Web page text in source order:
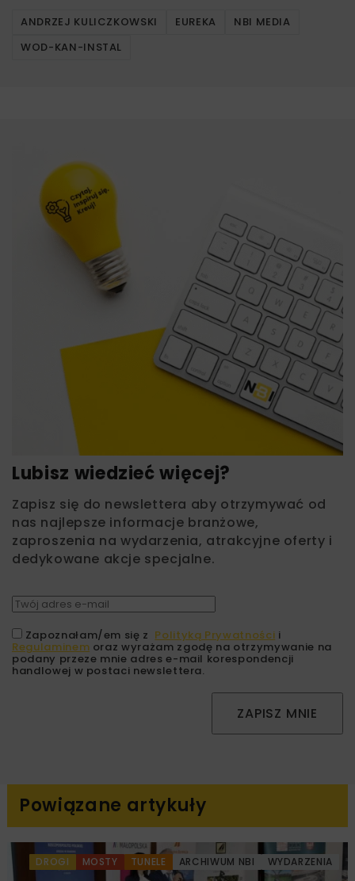
ANDRZEJ KULICZKOWSKI EUREKA
NBI MEDIA
WOD-KAN-INSTAL
Lubisz wiedzieć więcej?
Zapisz się do newslettera aby otrzymywać od
nas najlepsze informacje branżowe,
zaproszenia na wydarzenia, atrakcyjne oferty i
dedykowane akcje specjalne.
Zapoznałam/em się z Polityką Prywatności i
Regulaminem oraz wyrażam zgodę na otrzymywanie na
podany przeze mnie adres e-mail korespondencji
handlowej w postaci newslettera.
ZAPISZ MNIE
Powiązane artykuły
DROGI MOSTY TUNELE ARCHIWUM NBI WYDARZENIA